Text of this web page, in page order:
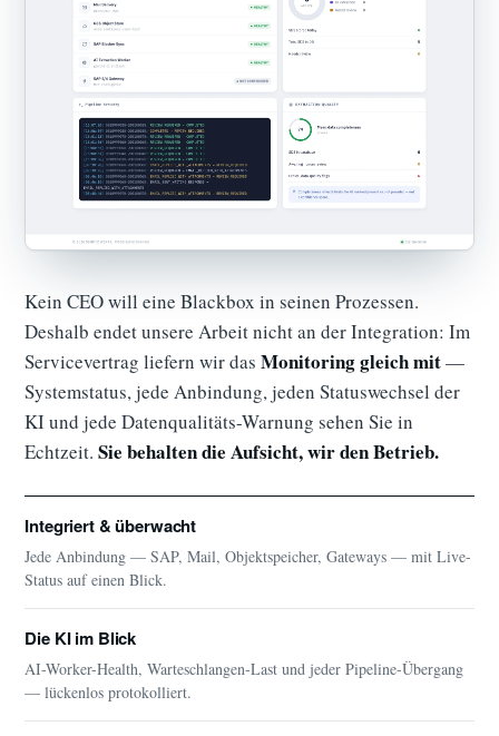
Kein CEO will eine Blackbox in seinen Prozessen.
Deshalb endet unsere Arbeit nicht an der Integration: Im
Servicevertrag liefern wir dasMonitoring gleich mit—
Systemstatus, jede Anbindung, jeden Statuswechsel der
KI und jede Datenqualitäts-Warnung sehen Sie in
Echtzeit.Sie behalten die Aufsicht, wir den Betrieb.
Integriert & überwacht
Jede Anbindung — SAP, Mail, Objektspeicher, Gateways — mit Live-
Status auf einen Blick.
Die KI im Blick
AI-Worker-Health, Warteschlangen-Last und jeder Pipeline-Übergang
— lückenlos protokolliert.